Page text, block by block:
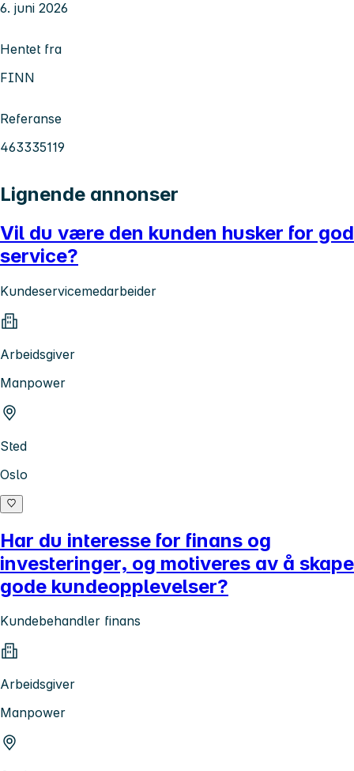
6. juni 2026
Hentet fra
FINN
Referanse
463335119
Lignende annonser
Vil du være den kunden husker for god
service?
Kundeservicemedarbeider
Arbeidsgiver
Manpower
Sted
Oslo
Har du interesse for finans og
investeringer, og motiveres av å skape
gode kundeopplevelser?
Kundebehandler finans
Arbeidsgiver
Manpower